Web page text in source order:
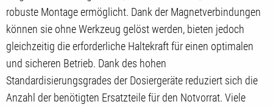
robuste Montage ermöglicht. Dank der Magnetverbindungen
können sie ohne Werkzeug gelöst werden, bieten jedoch
gleichzeitig die erforderliche Haltekraft für einen optimalen
und sicheren Betrieb. Dank des hohen
Standardisierungsgrades der Dosiergeräte reduziert sich die
Anzahl der benötigten Ersatzteile für den Notvorrat. Viele